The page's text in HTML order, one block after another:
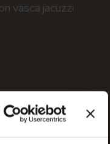
vasca jacuzzi